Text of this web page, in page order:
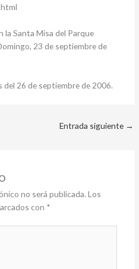
la Santa Misa del Parque
23 de septiembre de
del 26 de septiembre de 2006.
Entrada siguiente →
no será publicada. Los
con *